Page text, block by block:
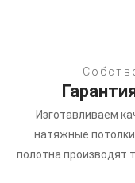
Изготавливаем
натяжные
полотна производят